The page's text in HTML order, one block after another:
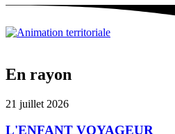
En rayon
21 juillet 2026
L'ENFANT VOYAGEUR